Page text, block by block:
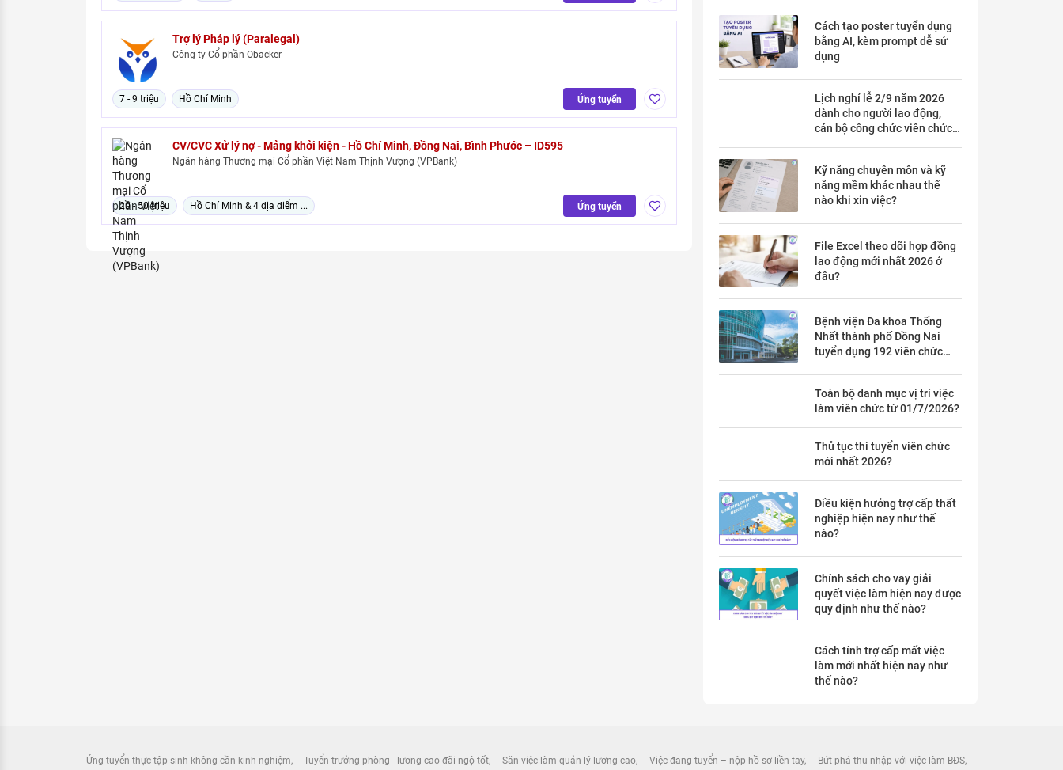
Trợ lý Pháp lý (Paralegal)
Công ty Cổ phần Obacker
7 - 9 triệu Hồ Chí Minh Ứng tuyển
CV/CVC Xử lý nợ - Mảng khởi kiện - Hồ Chí Minh, Đồng Nai, Bình Phước – ID595
Ngân hàng Thương mại Cổ phần Việt Nam Thịnh Vượng (VPBank)
20 - 50 triệu Hồ Chí Minh & 4 địa điểm ... Ứng tuyển
Cách tạo poster tuyển dụng
bằng AI, kèm prompt dễ sử
dụng
Lịch nghỉ lễ 2/9 năm 2026
dành cho người lao động,
cán bộ công chức viên chức
Kỹ năng chuyên môn và kỹ
năng mềm khác nhau thế
nào khi xin việc?
File Excel theo dõi hợp đồng
lao động mới nhất 2026 ở
đâu?
Bệnh viện Đa khoa Thống
Nhất thành phố Đồng Nai
tuyển dụng 192 viên chức
Toàn bộ danh mục vị trí việc
làm viên chức từ 01/7/2026?
Thủ tục thi tuyển viên chức
mới nhất 2026?
Điều kiện hưởng trợ cấp thất
nghiệp hiện nay như thế
nào?
Chính sách cho vay giải
quyết việc làm hiện nay được
quy định như thế nào?
Cách tính trợ cấp mất việc
làm mới nhất hiện nay như
thế nào?
Ứng tuyển thực tập sinh không cần kinh nghiệm Tuyển trưởng phòng - lương cao đãi ngộ tốt Săn việc làm quản lý lương cao Việc đang tuyển – nộp hồ sơ liền tay Bứt phá thu nhập với việc làm BĐS